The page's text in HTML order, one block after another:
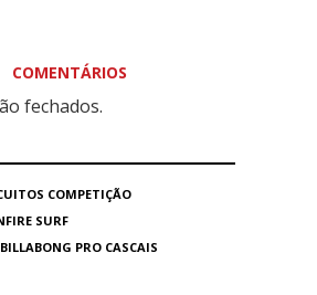
COMENTÁRIOS
fechados.
COMPETIÇÃO
SURF
PRO CASCAIS